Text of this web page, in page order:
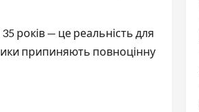
років — це реальність для
припиняють повноцінну